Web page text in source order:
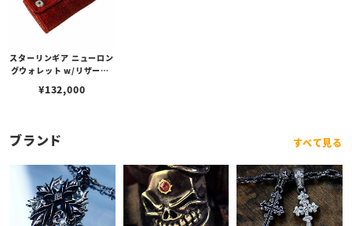
スターリンギア ニューロン
グウォレット w/リザード/
¥132,000
ブランド すべて見る